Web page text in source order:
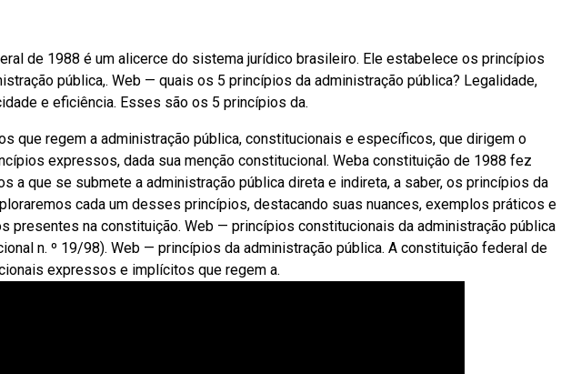
de 1988 é um alicerce do sistema jurídico brasileiro. Ele estabelece os princípios
pública,. Web — quais os 5 princípios da administração pública? Legalidade,
e eficiência. Esses são os 5 princípios da.
que regem a administração pública, constitucionais e específicos, que dirigem o
expressos, dada sua menção constitucional. Weba constituição de 1988 fez
a que se submete a administração pública direta e indireta, a saber, os princípios da
cada um desses princípios, destacando suas nuances, exemplos práticos e
presentes na constituição. Web — princípios constitucionais da administração pública
n. º 19/98). Web — princípios da administração pública. A constituição federal de
expressos e implícitos que regem a.